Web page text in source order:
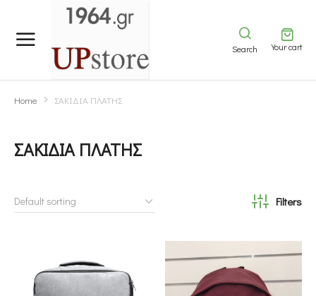
Search Your cart
You are here:
Home ΣΑΚΙΔΙΑ ΠΛΑΤΗΣ
ΣΑΚΙΔΙΑ ΠΛΑΤΗΣ
Filters